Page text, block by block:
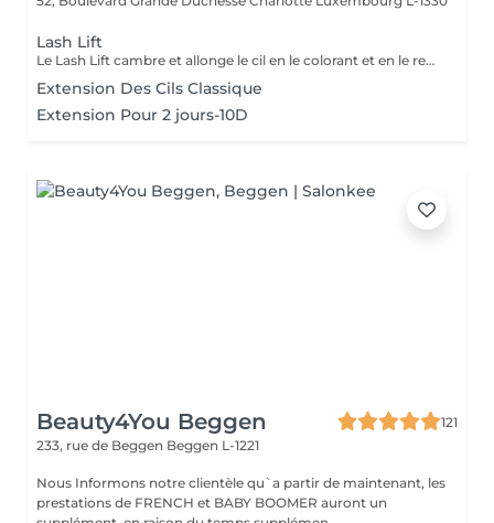
Lash Lift
Le Lash Lift cambre et allonge le cil en le colorant et en le recourbant, sans le sensibiliser et sans douleur. Cette technique dure jusqu'à 4 semaines et ne nécessite pratiquement aucun entretien, un must pour sublimer son regard.
Extension Des Cils Classique
Extension Pour 2 jours-10D
Beauty4You Beggen
121
233, rue de Beggen Beggen L-1221
Nous Informons notre clientèle qu`a partir de maintenant, les
prestations de FRENCH et BABY BOOMER auront un